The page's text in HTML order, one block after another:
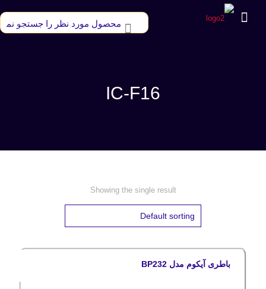
IC-F16
Showing the single result
باطری آیکوم مدل BP232